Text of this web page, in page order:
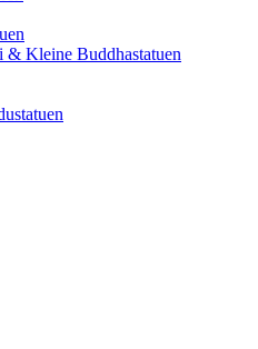
& Kleine Buddhastatuen